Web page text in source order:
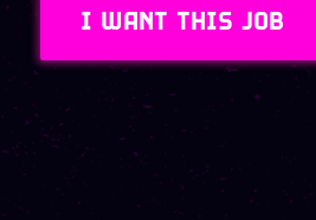
I WANT THIS JOB